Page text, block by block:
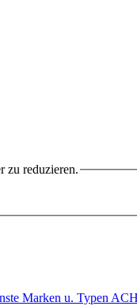
zu reduzieren.
Marken u. Typen